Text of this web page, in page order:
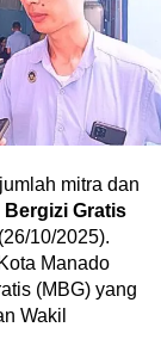
mitra dan
Bergizi Gratis
10/2025).
Manado
(MBG) yang
Wakil